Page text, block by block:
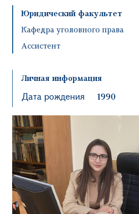
Юридический факультет
Кафедра уголовного права
Ассистент
Личная информация
Дата рождения 1990